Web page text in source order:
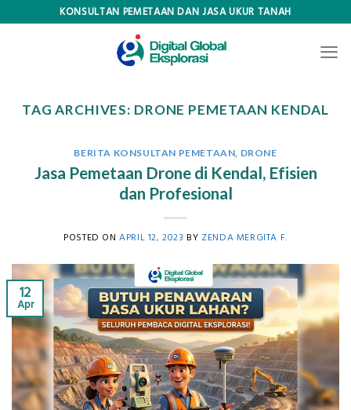
KONSULTAN PEMETAAN DAN JASA UKUR TANAH
TAG ARCHIVES: DRONE PEMETAAN KENDAL
BERITA KONSULTAN PEMETAAN DRONE
Jasa Pemetaan Drone di Kendal, Efisien
dan Profesional
POSTED ONAPRIL 12, 2023 BY ZENDA MERGITA F.
12
Apr